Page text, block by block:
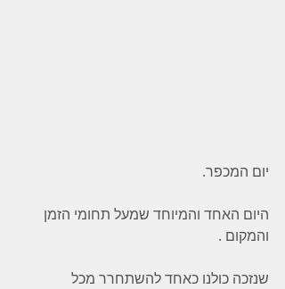
יום המכפר.
היום האחד והמיוחד שמעל תחומי הזמן
והמקום .
שנזכה כולנו כאחד להשתחרר מכל